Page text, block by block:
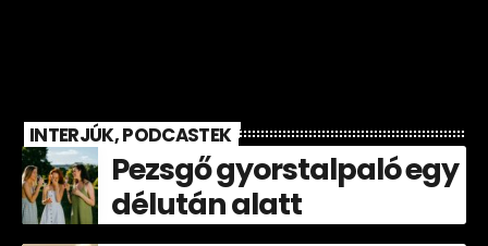
INTERJÚK, PODCASTEK
Pezsgő gyorstalpaló egy
délután alatt